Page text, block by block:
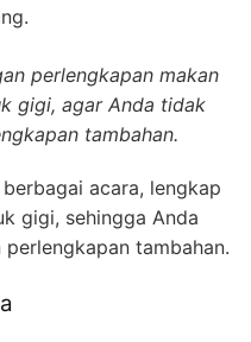
perlengkapan makan
gigi, agar Anda tidak
tambahan.
acara, lengkap
gigi, sehingga Anda
tambahan.